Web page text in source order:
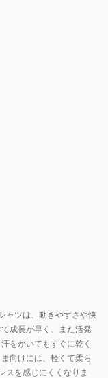
ャツは、動きやすさや快
成長が早く、また活発
をかいてもすぐに乾く
向けには、軽くて柔ら
スを感じにくくなりま